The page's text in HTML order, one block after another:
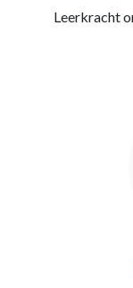
Leerkracht